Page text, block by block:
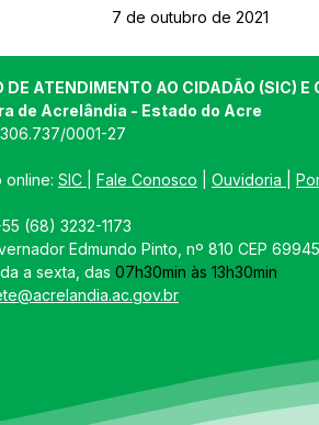
7 de outubro de 2021
DE ATENDIMENTO AO CIDADÃO (SIC) E
de Acrelândia - Estado do Acre
0001-27
online: SIC Fale Conosco Ouvidoria
(68) 3232-1173
Edmundo Pinto, nº 810 CEP
a sexta, das 07h30min às 13h30min